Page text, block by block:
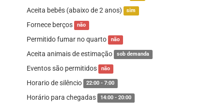
Aceita bebês (abaixo de 2 anos) sim
Fornece berços não
Permitido fumar no quarto não
Aceita animais de estimação sob demanda
Eventos são permitidos não
Horario de silêncio 22:00 - 7:00
Horário para chegadas 14:00 - 20:00